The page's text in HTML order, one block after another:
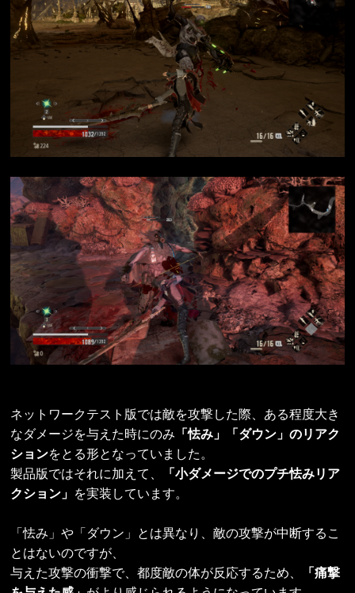
ネットワークテスト版では敵を攻撃した際、ある程度大き
なダメージを与えた時にのみ 「怯み」「ダウン」のリアク
ションをとる形となっていました。
製品版ではそれに加えて、
「小ダメージでのプチ怯みリア
クション」 を実装しています。
「怯み」や「ダウン」とは異なり、敵の攻撃が中断するこ
とはないのですが、
与えた攻撃の衝撃で、都度敵の体が反応するため、
「痛撃